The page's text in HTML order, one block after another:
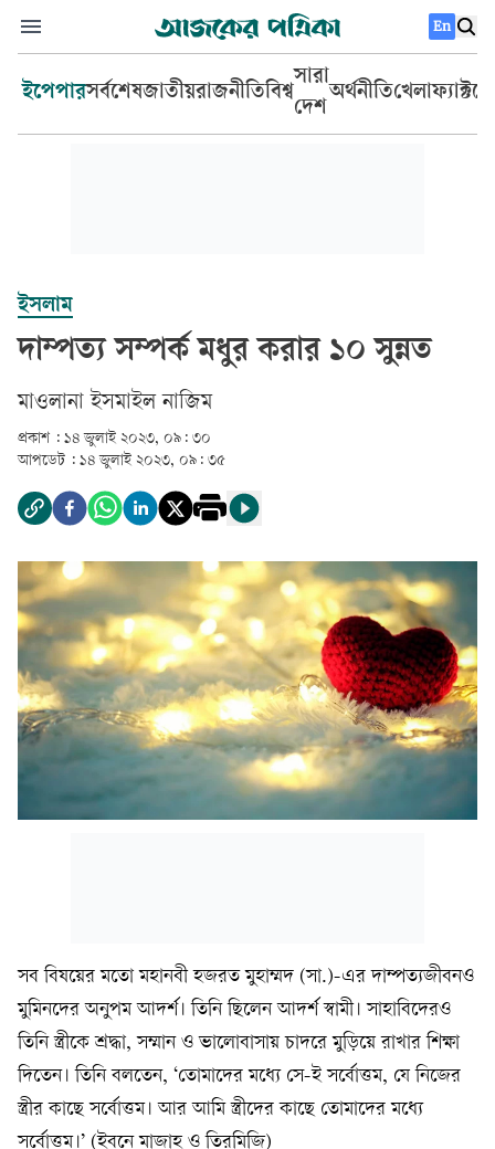
En
ইপেপারসর্বশেষজাতীয়রাজনীতিবিশ্ব
সারা
দেশ
অর্থনীতিখেলা
ইসলাম
দাম্পত্য সম্পর্ক মধুর করার ১০ সুন্নত
মাওলানা ইসমাইল নাজিম
প্রকাশ : ১৪ জুলাই ২০২৩, ০৯: ৩০
আপডেট : ১৪ জুলাই ২০২৩, ০৯: ৩৫
সব বিষয়ের মতো মহানবী হজরত মুহাম্মদ (সা.)-এর দাম্পত্যজীবনও
মুমিনদের অনুপম আদর্শ। তিনি ছিলেন আদর্শ স্বামী। সাহাবিদেরও
তিনি স্ত্রীকে শ্রদ্ধা, সম্মান ও ভালোবাসায় চাদরে মুড়িয়ে রাখার শিক্ষা
দিতেন। তিনি বলতেন, ‘তোমাদের মধ্যে সে-ই সর্বোত্তম, যে নিজের
স্ত্রীর কাছে সর্বোত্তম। আর আমি স্ত্রীদের কাছে তোমাদের মধ্যে
সর্বোত্তম।’ (ইবনে মাজাহ ও তিরমিজি)